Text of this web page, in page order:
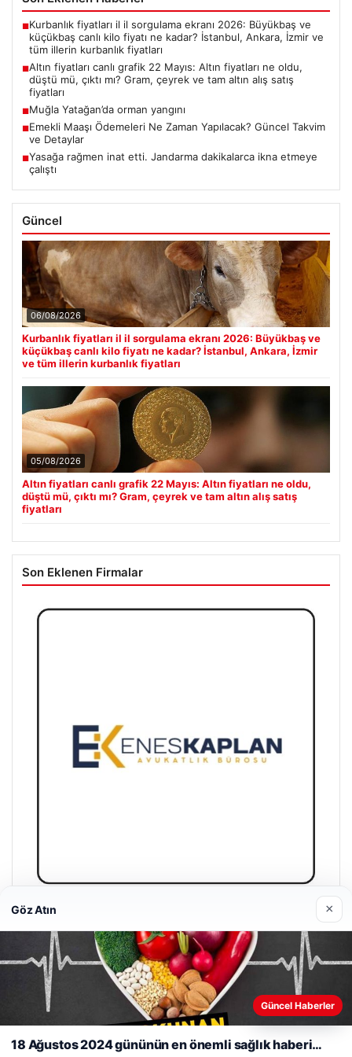
■Kurbanlık fiyatları il il sorgulama ekranı 2026: Büyükbaş ve
küçükbaş canlı kilo fiyatı ne kadar? İstanbul, Ankara, İzmir ve
tüm illerin kurbanlık fiyatları
■Altın fiyatları canlı grafik 22 Mayıs: Altın fiyatları ne oldu,
düştü mü, çıktı mı? Gram, çeyrek ve tam altın alış satış
fiyatları
■Muğla Yatağan’da orman yangını
■Emekli Maaşı Ödemeleri Ne Zaman Yapılacak? Güncel Takvim
ve Detaylar
■Yasağa rağmen inat etti. Jandarma dakikalarca ikna etmeye
çalıştı
Güncel
06/08/2026
Kurbanlık fiyatları il il sorgulama ekranı 2026: Büyükbaş ve
küçükbaş canlı kilo fiyatı ne kadar? İstanbul, Ankara, İzmir
ve tüm illerin kurbanlık fiyatları
05/08/2026
Altın fiyatları canlı grafik 22 Mayıs: Altın fiyatları ne oldu,
düştü mü, çıktı mı? Gram, çeyrek ve tam altın alış satış
fiyatları
Son Eklenen Firmalar
Enes Kaplan Avukatlık Bürosu
28/04/2026
Web sitemizi nasıl kullandığınızı daha iyi anlayabilmek,
deneyiminizi kişiselleştirmek ve geliştirmek amacıyla çerezler
Göz Atın ×
Güncel Haberler
18 Ağustos 2024 gününün en önemli sağlık haberi…